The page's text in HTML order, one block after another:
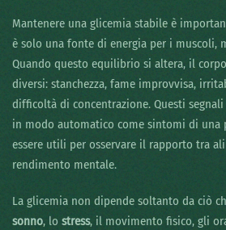
Mantenere una glicemia stabile è
è solo una fonte di energia per i muscoli,
Quando questo equilibrio si altera, il
diversi: stanchezza, fame improvvisa,
difficoltà di concentrazione. Questi
in modo automatico come sintomi di una
essere utili per osservare il rapporto tra
rendimento mentale.
La glicemia non dipende soltanto da ciò
sonno, lo stress, il movimento fisico, gli